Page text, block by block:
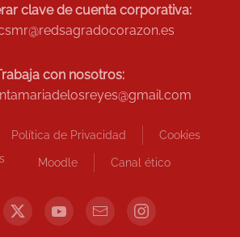
clave de cuenta corporativa:
con nosotros:
Política de Privacidad
Cookies
Moodle Canal ético